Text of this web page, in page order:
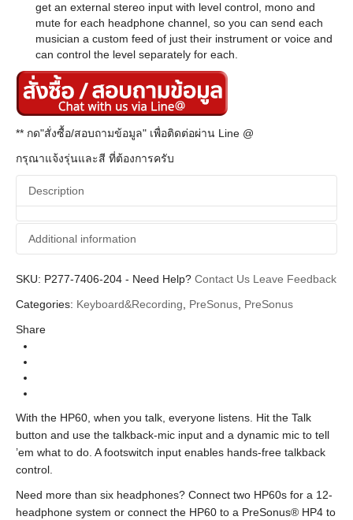
get an external stereo input with level control, mono and
mute for each headphone channel, so you can send each
musician a custom feed of just their instrument or voice and
can control the level separately for each.
** กด"สั่งซื้อ/สอบถามข้อมูล" เพื่อติดต่อผ่าน Line @
กรุณาแจ้งรุ่นและสี ที่ต้องการครับ
Description
Additional information
Additional information
Brands PreSonus
SKU: P277-7406-204 - Need Help? Contact Us Leave Feedback
Categories: Keyboard&Recording PreSonus PreSonus
Share
With the HP60, when you talk, everyone listens. Hit the Talk
button and use the talkback-mic input and a dynamic mic to tell
’em what to do. A footswitch input enables hands-free talkback
control.
Need more than six headphones? Connect two HP60s for a 12-
headphone system or connect the HP60 to a PreSonus® HP4 to